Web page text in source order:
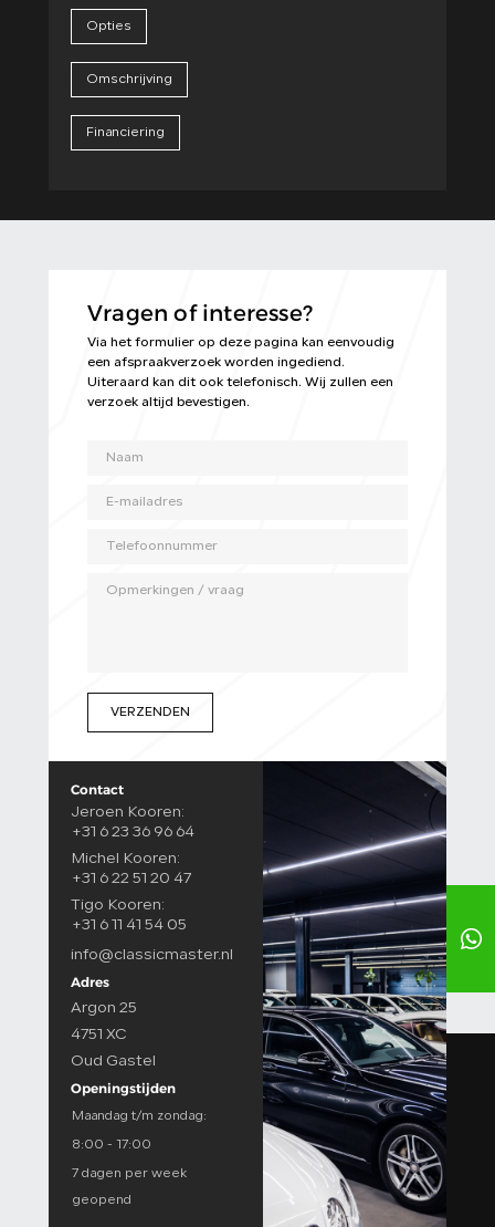
Opties
Omschrijving
Financiering
Vragen of interesse?
Via het formulier op deze pagina kan eenvoudig
een afspraakverzoek worden ingediend.
Uiteraard kan dit ook telefonisch. Wij zullen een
verzoek altijd bevestigen.
VERZENDEN
Contact
Jeroen Kooren:
+31 6 23 36 96 64
Michel Kooren:
+31 6 22 51 20 47
Tigo Kooren:
+31 6 11 41 54 05
info@classicmaster.nl
Adres
Argon 25
4751 XC
Oud Gastel
Openingstijden
Maandag t/m zondag:
8:00 - 17:00
7 dagen per week
geopend